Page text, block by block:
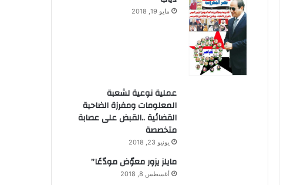
مايو 19, 2018
عملية نوعية لشعبة
المعلومات ومفرزة الضاحية
القضائية ..القبض على عصابة
متخصصة
يونيو 23, 2018
مايلز يزور معوّض مودّعًا”
أغسطس 8, 2018